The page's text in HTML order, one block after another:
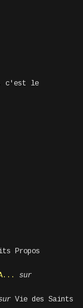
c'est le
Propos
sur
Vie des Saints